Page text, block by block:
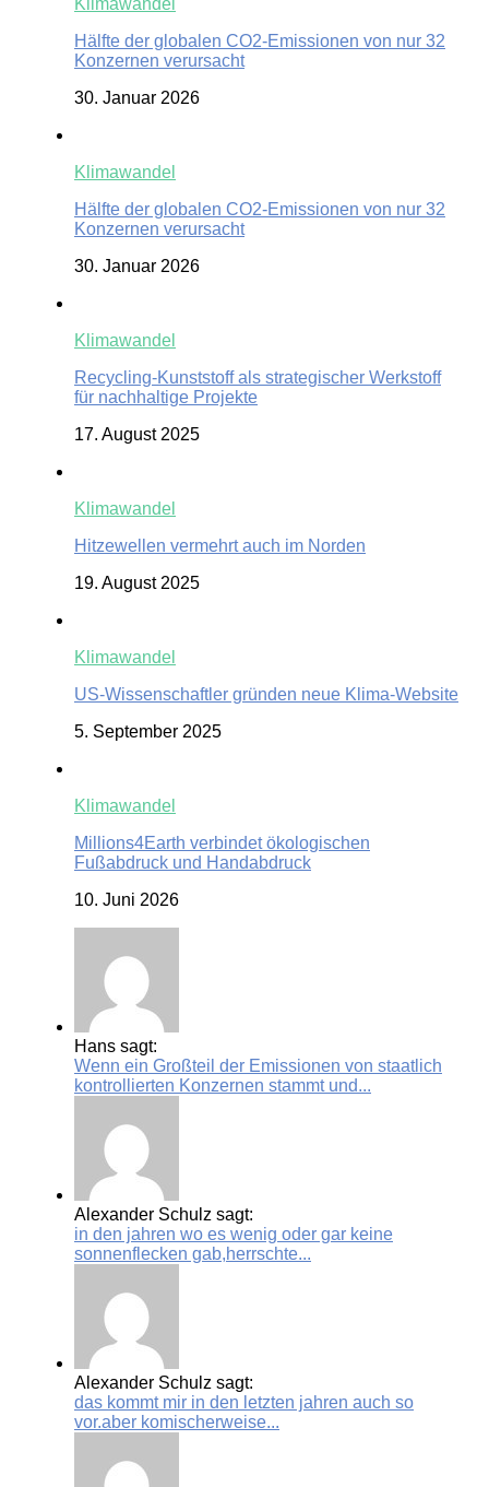
Klimawandel
Hälfte der globalen CO2-Emissionen von nur 32
Konzernen verursacht
30. Januar 2026
Klimawandel
Hälfte der globalen CO2-Emissionen von nur 32
Konzernen verursacht
30. Januar 2026
Klimawandel
Recycling-Kunststoff als strategischer Werkstoff
für nachhaltige Projekte
17. August 2025
Klimawandel
Hitzewellen vermehrt auch im Norden
19. August 2025
Klimawandel
US-Wissenschaftler gründen neue Klima-Website
5. September 2025
Klimawandel
Millions4Earth verbindet ökologischen
Fußabdruck und Handabdruck
10. Juni 2026
Hans sagt:
Wenn ein Großteil der Emissionen von staatlich
kontrollierten Konzernen stammt und...
Alexander Schulz sagt:
in den jahren wo es wenig oder gar keine
sonnenflecken gab,herrschte...
Alexander Schulz sagt:
das kommt mir in den letzten jahren auch so
vor.aber komischerweise...